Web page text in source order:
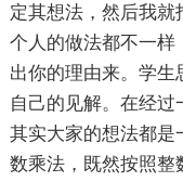
定其想法，然后我就
个人的做法都不一样
出你的理由来。学生
自己的见解。在经过
其实大家的想法都是
数乘法，既然按照整